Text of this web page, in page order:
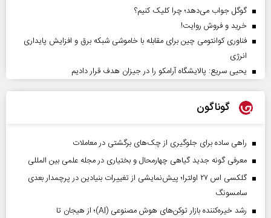
گوگل جواب می‌دهد؛ چرا کلیک کنیم؟
خرید و فروش روایت!
فناوری کوانتومی چین برای مقابله با خاموشی شبکه برق و افزایش پایداری
انرژی
یحیی سریع: پالایشگاه آرامکو را در جیزان هدف قرار دادیم
گوناگون
راهی ساده برای جلوگیری از چک‌های برگشتی در معاملات
معرفی گونه جدید گیاهی چهارمحال و بختیاری در مجله علمی بین المللی
گلکسی اس ۲۷ اولترا؛ پیش‌نمایشی از تغییرات بنیادین در پرچمدار بعدی
سامسونگ
رشد خیره‌کننده بازار توکن‌های هوش مصنوعی (AI)؛ از هیجان تا